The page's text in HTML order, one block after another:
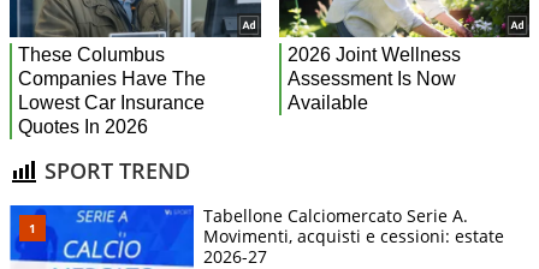
SPORT TREND
Tabellone Calciomercato Serie A.
Movimenti, acquisti e cessioni: estate
2026-27